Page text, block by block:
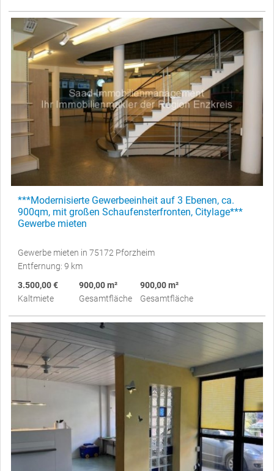
***Modernisierte Gewerbeeinheit auf 3 Ebenen, ca.
900qm, mit großen Schaufensterfronten, Citylage***
Gewerbe mieten
Gewerbe mieten in 75172 Pforzheim
Entfernung: 9 km
3.500,00 €
Kaltmiete
900,00 m²
Gesamtfläche
900,00 m²
Gesamtfläche